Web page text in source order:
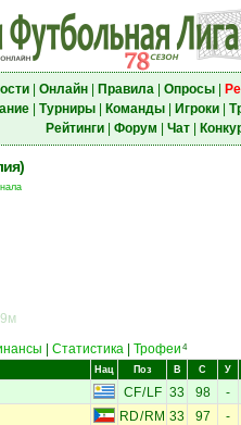
| Онлайн| Правила| Опросы|
| Турниры| Команды| Игроки|
Рейтинги| Форум Чат|
Статистика Трофеи 4
Нац Поз В С У
CF/LF 33 98 -
RD/ RM 33 97 -